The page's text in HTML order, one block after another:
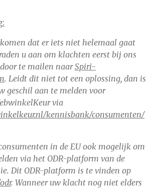
dat er iets niet helemaal gaat
u aan om klachten eerst bij ons
te mailen naarSpiri-
. Leidt dit niet tot een oplossing, dan is
geschil aan te melden voor
via
kennisbank/consumenten/
in de EU ook mogelijk om
via het ODR-platform van de
Dit ODR-platform is te vinden op
. Wanneer uw klacht nog niet elders